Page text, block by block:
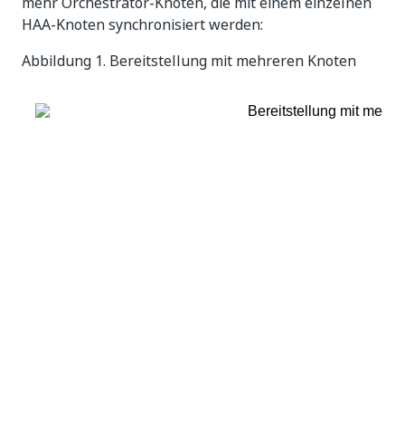
HAA-Knoten synchronisiert werden:
Abbildung 1. Bereitstellung mit mehreren Knoten